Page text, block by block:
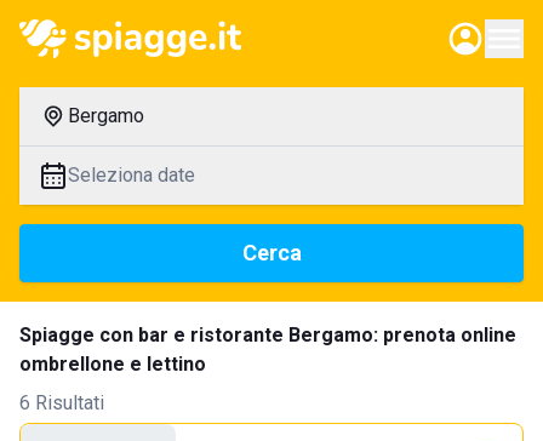
Bergamo
Seleziona date
Cerca
Spiagge con bar e ristorante Bergamo: prenota online
ombrellone e lettino
6 Risultati